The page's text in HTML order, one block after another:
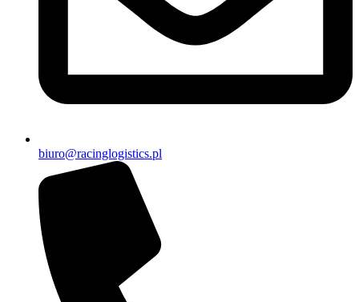
biuro@racinglogistics.pl